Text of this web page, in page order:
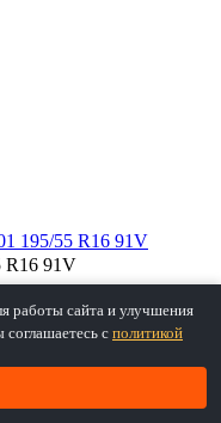
R16 91V
работы сайта и улучшения
с политикой